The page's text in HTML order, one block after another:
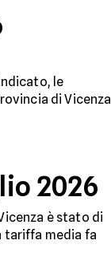
le
di Vicenza
2026
è stato di
tariffa media fa